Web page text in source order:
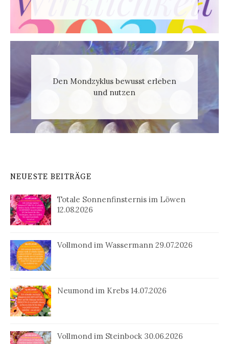
Den Mondzyklus bewusst erleben
und nutzen
NEUESTE BEITRÄGE
Totale Sonnenfinsternis im Löwen
12.08.2026
Vollmond im Wassermann 29.07.2026
Neumond im Krebs 14.07.2026
Vollmond im Steinbock 30.06.2026